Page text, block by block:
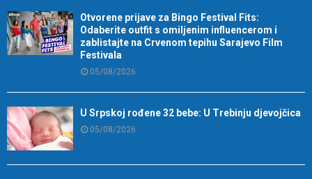
Otvorene prijave za Bingo Festival Fits:
Odaberite outfit s omiljenim influencerom i
zablistajte na Crvenom tepihu Sarajevo Film
Festivala
05/08/2026
U Srpskoj rođene 32 bebe: U Trebinju djevojčica
05/08/2026